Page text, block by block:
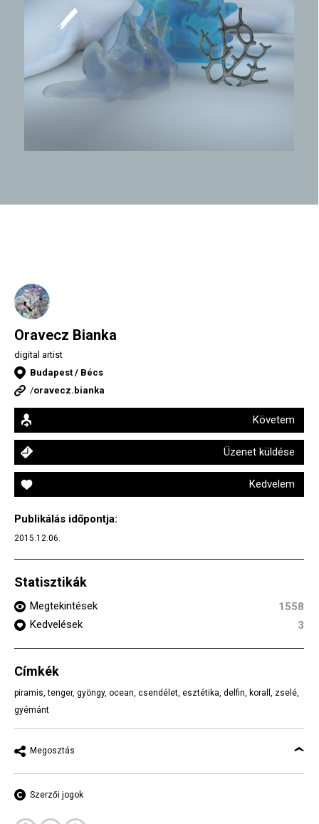
Oravecz Bianka
digital artist
Budapest / Bécs
/oravecz.bianka
Követem
Üzenet küldése
Kedvelem
Publikálás időpontja:
2015.12.06.
Statisztikák
Megtekintések
1558
Kedvelések
3
Címkék
piramis ,tenger, gyöngy, ocean csendélet esztétika delfin korall zselé
gyémánt
Megosztás
Szerzői jogok